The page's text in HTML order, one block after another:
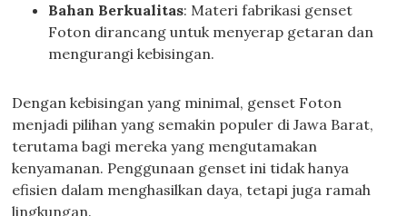
Bahan Berkualitas: Materi fabrikasi genset
Foton dirancang untuk menyerap getaran dan
mengurangi kebisingan.
Dengan kebisingan yang minimal, genset Foton
menjadi pilihan yang semakin populer di Jawa Barat,
terutama bagi mereka yang mengutamakan
kenyamanan. Penggunaan genset ini tidak hanya
efisien dalam menghasilkan daya, tetapi juga ramah
lingkungan.